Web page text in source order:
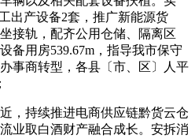
出产设备2套，推广新能源货
接轨，配齐公用仓储、隔离区
备用房539.67m，指导我市保守
事商转型，各县〔市、区〕人平
持续推进电商供应链黔货云仓
业取白酒财产融合成长。安拆消